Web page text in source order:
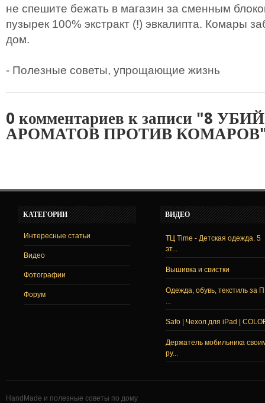
не спешите бежать в магазин за сменным
пузырек 100% экстракт (!) эвкалипта. Комары
дом.
- Полезные советы, упрощающие жизнь
0 комментариев к записи "8
АРОМАТОВ ПРОТИВ
КАТЕГОРИИ
Интересные статьи
Видео
Фотографии
Форум
ВИДЕО
ТЦ Time - Детская одежда. 5
эт...
Вышивка и свистки
Одежда, обувь, текстиль за
...
Safo | Чехол для iPad |
Держатель мобильника
ру...
HandMade и полезные советы по дому